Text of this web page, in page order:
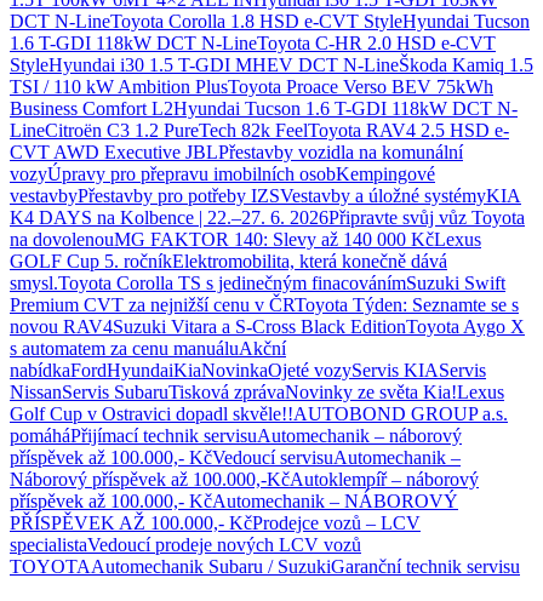
DCT N-LineToyota Corolla 1.8 HSD e-CVT StyleHyundai Tucson
1.6 T-GDI 118kW DCT N-LineToyota C-HR 2.0 HSD e-CVT
StyleHyundai i30 1.5 T-GDI MHEV DCT N-LineŠkoda Kamiq 1.5
TSI / 110 kW Ambition PlusToyota Proace Verso BEV 75kWh
Business Comfort L2Hyundai Tucson 1.6 T-GDI 118kW DCT N-
LineCitroën C3 1.2 PureTech 82k FeelToyota RAV4 2.5 HSD e-
CVT AWD Executive JBLPřestavby vozidla na komunální
vozyÚpravy pro přepravu imobilních osobKempingové
vestavbyPřestavby pro potřeby IZSVestavby a úložné systémyKIA
K4 DAYS na Kolbence | 22.–27. 6. 2026Připravte svůj vůz Toyota
na dovolenouMG FAKTOR 140: Slevy až 140 000 KčLexus
GOLF Cup 5. ročníkElektromobilita, která konečně dává
smysl.Toyota Corolla TS s jedinečným finacovánímSuzuki Swift
Premium CVT za nejnižší cenu v ČRToyota Týden: Seznamte se s
novou RAV4Suzuki Vitara a S-Cross Black EditionToyota Aygo X
s automatem za cenu manuáluAkční
nabídkaFordHyundaiKiaNovinkaOjeté vozyServis KIAServis
NissanServis SubaruTisková zprávaNovinky ze světa Kia!Lexus
Golf Cup v Ostravici dopadl skvěle!!AUTOBOND GROUP a.s.
pomáháPřijímací technik servisuAutomechanik – náborový
příspěvek až 100.000,- KčVedoucí servisuAutomechanik –
Náborový příspěvek až 100.000,-KčAutoklempíř – náborový
příspěvek až 100.000,- KčAutomechanik – NÁBOROVÝ
PŘÍSPĚVEK AŽ 100.000,- KčProdejce vozů – LCV
specialistaVedoucí prodeje nových LCV vozů
TOYOTAAutomechanik Subaru / SuzukiGaranční technik servisu